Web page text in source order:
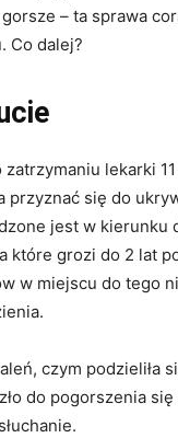
– ta sprawa
Co dalej?
lekarki
przyznać się do
jest w kierunku
które grozi do 2 lat
w miejscu do tego
czym
do pogorszenia